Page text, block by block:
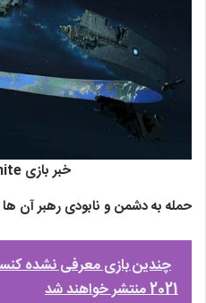
خبر بازی Halo Infinite
حمله به دشمن و نابودی رهبر آن ها
2021 منتشر خواهند شد